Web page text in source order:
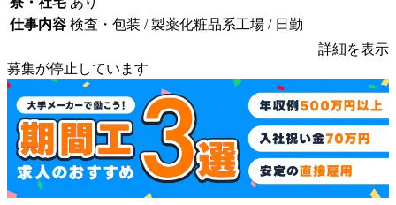
仕事内容 検査・包装 / 製薬化粧品系工場 / 日勤
詳細を表示
募集が停止しています